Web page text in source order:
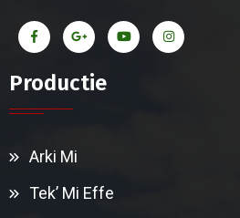
Productie
Arki Mi
Tek’ Mi Effe